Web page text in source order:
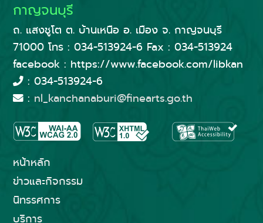
กาญจนบุรี
ถ. แสงชูโต ต. บ้านเหนือ อ. เมือง จ. กาญจนบุรี
71000 โทร : 034-513924-6 Fax : 034-513924
facebook : https://www.facebook.com/libkan
: 034-513924-6
: nl_kanchanaburi@finearts.go.th
หน้าหลัก
ข่าวและกิจกรรม
นิทรรศการ
บริการ